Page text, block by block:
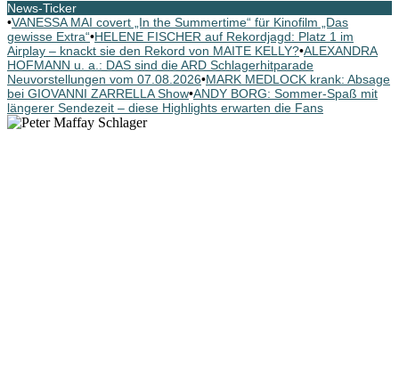
News-Ticker
•VANESSA MAI covert „In the Summertime“ für Kinofilm „Das
gewisse Extra“•HELENE FISCHER auf Rekordjagd: Platz 1 im
Airplay – knackt sie den Rekord von MAITE KELLY?•ALEXANDRA
HOFMANN u. a.: DAS sind die ARD Schlagerhitparade
Neuvorstellungen vom 07.08.2026•MARK MEDLOCK krank: Absage
bei GIOVANNI ZARRELLA Show•ANDY BORG: Sommer-Spaß mit
längerer Sendezeit – diese Highlights erwarten die Fans